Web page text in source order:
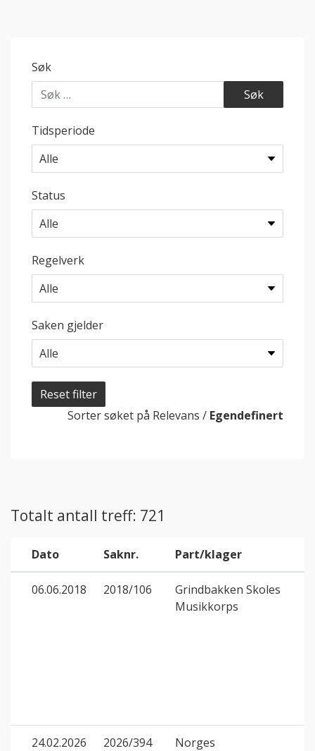
Søk
Tidsperiode
Status
Regelverk
Saken gjelder
Reset filter
Sorter søket på Relevans / Egendefinert
Totalt antall treff: 721
Dato Saknr. Part/klager
06.06.2018 2018/106
Grindbakken Skoles
Musikkorps
24.02.2026 2026/394
Norges